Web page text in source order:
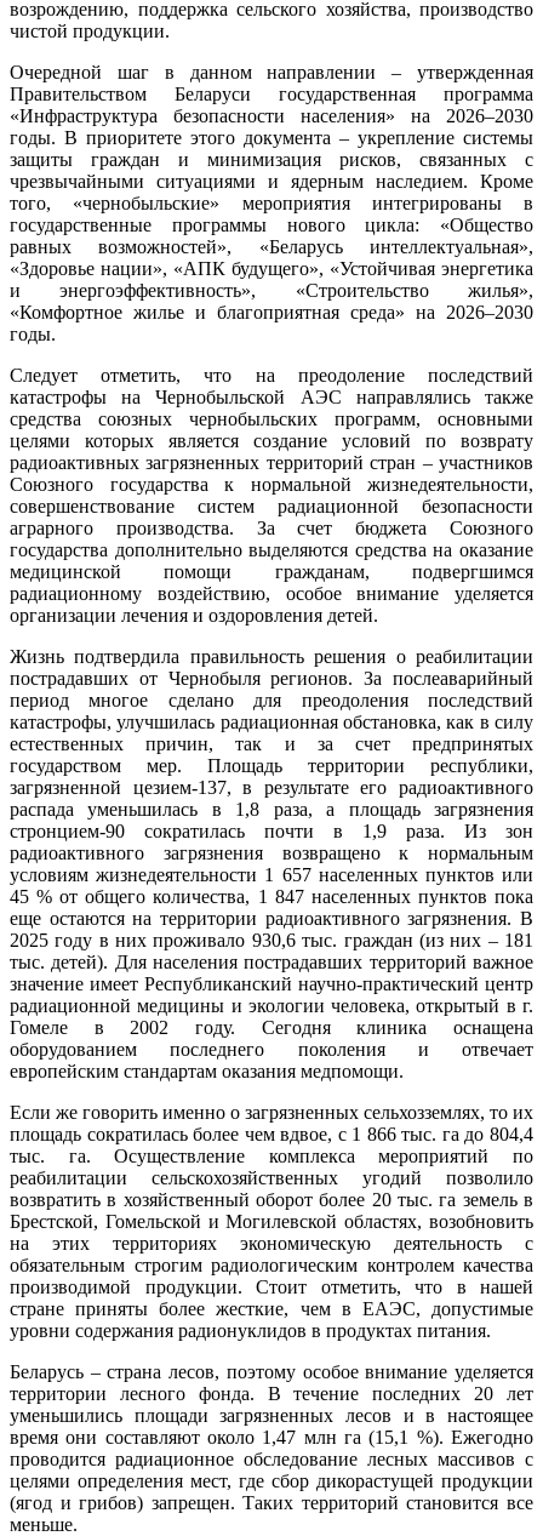
возрождению, поддержка сельского хозяйства, производство
чистой продукции.
Очередной шаг в данном направлении – утвержденная
Правительством Беларуси государственная программа
«Инфраструктура безопасности населения» на 2026–2030
годы. В приоритете этого документа – укрепление системы
защиты граждан и минимизация рисков, связанных с
чрезвычайными ситуациями и ядерным наследием. Кроме
того, «чернобыльские» мероприятия интегрированы в
государственные программы нового цикла: «Общество
равных возможностей», «Беларусь интеллектуальная»,
«Здоровье нации», «АПК будущего», «Устойчивая энергетика
и энергоэффективность», «Строительство жилья»,
«Комфортное жилье и благоприятная среда» на 2026–2030
годы.
Следует отметить, что на преодоление последствий
катастрофы на Чернобыльской АЭС направлялись также
средства союзных чернобыльских программ, основными
целями которых является создание условий по возврату
радиоактивных загрязненных территорий стран – участников
Союзного государства к нормальной жизнедеятельности,
совершенствование систем радиационной безопасности
аграрного производства. За счет бюджета Союзного
государства дополнительно выделяются средства на оказание
медицинской помощи гражданам, подвергшимся
радиационному воздействию, особое внимание уделяется
организации лечения и оздоровления детей.
Жизнь подтвердила правильность решения о реабилитации
пострадавших от Чернобыля регионов. За послеаварийный
период многое сделано для преодоления последствий
катастрофы, улучшилась радиационная обстановка, как в силу
естественных причин, так и за счет предпринятых
государством мер. Площадь территории республики,
загрязненной цезием-137, в результате его радиоактивного
распада уменьшилась в 1,8 раза, а площадь загрязнения
стронцием-90 сократилась почти в 1,9 раза. Из зон
радиоактивного загрязнения возвращено к нормальным
условиям жизнедеятельности 1 657 населенных пунктов или
45 % от общего количества, 1 847 населенных пунктов пока
еще остаются на территории радиоактивного загрязнения. В
2025 году в них проживало 930,6 тыс. граждан (из них – 181
тыс. детей). Для населения пострадавших территорий важное
значение имеет Республиканский научно-практический центр
радиационной медицины и экологии человека, открытый в г.
Гомеле в 2002 году. Сегодня клиника оснащена
оборудованием последнего поколения и отвечает
европейским стандартам оказания медпомощи.
Если же говорить именно о загрязненных сельхозземлях, то их
площадь сократилась более чем вдвое, с 1 866 тыс. га до 804,4
тыс. га. Осуществление комплекса мероприятий по
реабилитации сельскохозяйственных угодий позволило
возвратить в хозяйственный оборот более 20 тыс. га земель в
Брестской, Гомельской и Могилевской областях, возобновить
на этих территориях экономическую деятельность с
обязательным строгим радиологическим контролем качества
производимой продукции. Стоит отметить, что в нашей
стране приняты более жесткие, чем в ЕАЭС, допустимые
уровни содержания радионуклидов в продуктах питания.
Беларусь – страна лесов, поэтому особое внимание уделяется
территории лесного фонда. В течение последних 20 лет
уменьшились площади загрязненных лесов и в настоящее
время они составляют около 1,47 млн га (15,1 %). Ежегодно
проводится радиационное обследование лесных массивов с
целями определения мест, где сбор дикорастущей продукции
(ягод и грибов) запрещен. Таких территорий становится все
меньше.